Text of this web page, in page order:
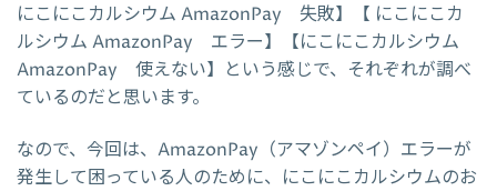
にこにこカルシウム AmazonPay 失敗】【 にこにこカ
ルシウム AmazonPay エラー】【にこにこカルシウム
AmazonPay 使えない】という感じで、それぞれが調べ
ているのだと思います。
なので、今回は、AmazonPay（アマゾンペイ）エラーが
発生して困っている人のために、にこにこカルシウムのお